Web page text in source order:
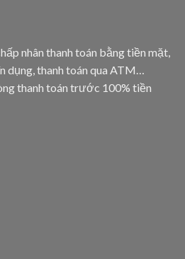
nhân thanh toán bằng tiền mặt,
dụng, thanh toán qua ATM…
thanh toán trước 100% tiền